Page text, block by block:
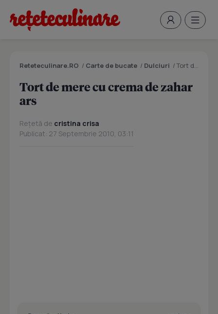
Reteteculinare.RO / Carte de bucate / Dulciuri /Tort de mere cu crema de zahar ars
Tort de mere cu crema de zahar
ars
Rețetă de cristina crisa
Publicat: 27 Septembrie 2010, 03:11